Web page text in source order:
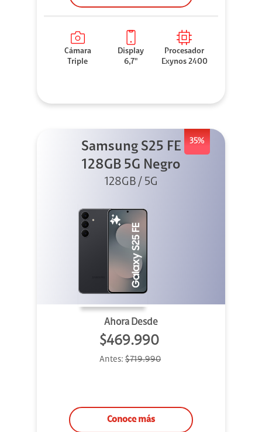
Cámara
Triple
Display
6,7"
Procesador
Exynos 2400
35%
Samsung S25 FE
128GB 5G Negro
128GB / 5G
Ahora Desde
$469.990
Antes: $719.990
Conoce más